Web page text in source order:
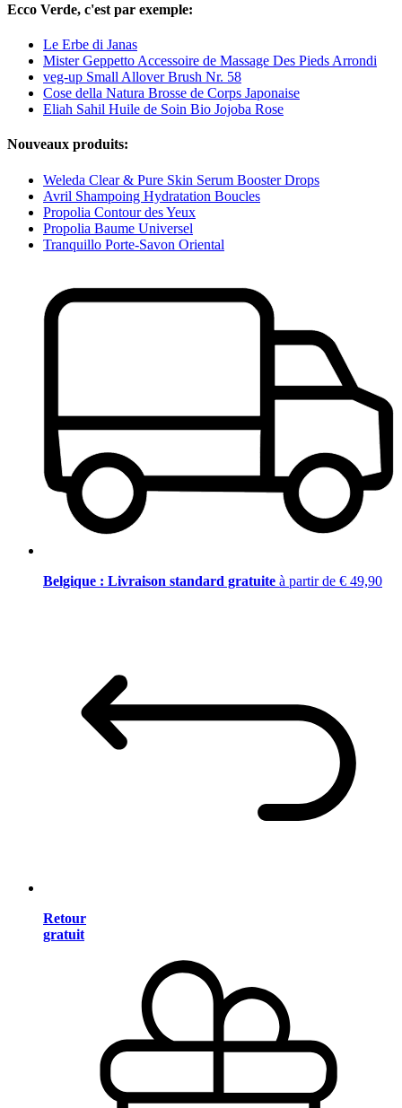
Ecco Verde, c'est par exemple:
Le Erbe di Janas
Mister Geppetto Accessoire de Massage Des Pieds Arrondi
veg-up Small Allover Brush Nr. 58
Cose della Natura Brosse de Corps Japonaise
Eliah Sahil Huile de Soin Bio Jojoba Rose
Nouveaux produits:
Weleda Clear & Pure Skin Serum Booster Drops
Avril Shampoing Hydratation Boucles
Propolia Contour des Yeux
Propolia Baume Universel
Tranquillo Porte-Savon Oriental
Belgique : Livraison standard gratuite à partir de € 49,90
Retour
gratuit